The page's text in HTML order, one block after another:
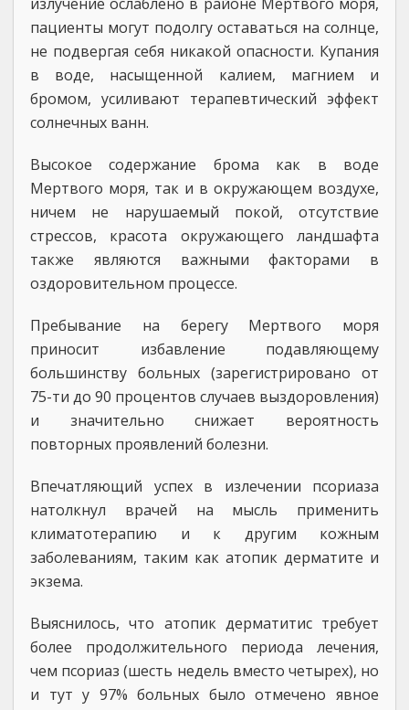
пациенты могут подолгу оставаться на солнце,
не подвергая себя никакой опасности. Купания
в воде, насыщенной калием, магнием и
бромом, усиливают терапевтический эффект
солнечных ванн.
Высокое содержание брома как в воде
Мертвого моря, так и в окружающем воздухе,
ничем не нарушаемый покой, отсутствие
стрессов, красота окружающего ландшафта
также являются важными факторами в
оздоровительном процессе.
Пребывание на берегу Мертвого моря
приносит избавление подавляющему
большинству больных (зарегистрировано от
75-ти до 90 процентов случаев выздоровления)
и значительно снижает вероятность
повторных проявлений болезни.
Впечатляющий успех в излечении псориаза
натолкнул врачей на мысль применить
климатотерапию и к другим кожным
заболеваниям, таким как атопик дерматите и
экзема.
Выяснилось, что атопик дерматитис требует
более продолжительного периода лечения,
чем псориаз (шесть недель вместо четырех), но
и тут у 97% больных было отмечено явное